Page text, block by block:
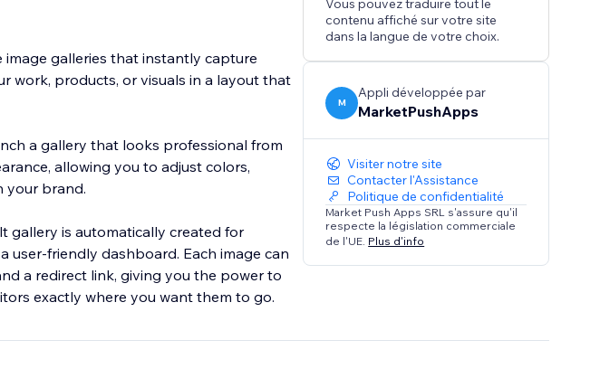
galleries that instantly capture
work, products, or visuals in a layout that
a gallery that looks professional from
allowing you to adjust colors,
your brand.
gallery is automatically created for
user-friendly dashboard. Each image can
a redirect link, giving you the power to
exactly where you want them to go.
Vous pouvez traduire tout le
contenu affiché sur votre site
dans la langue de votre choix.
M
Appli développée par
MarketPushApps
Visiter notre site
Contacter l'Assistance
Politique de confidentialité
Market Push Apps SRL s'assure qu'il
respecte la législation commerciale
de l'UE. Plus d'info